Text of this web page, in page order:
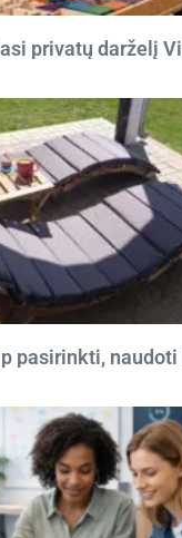
privatų darželį
pasirinkti,